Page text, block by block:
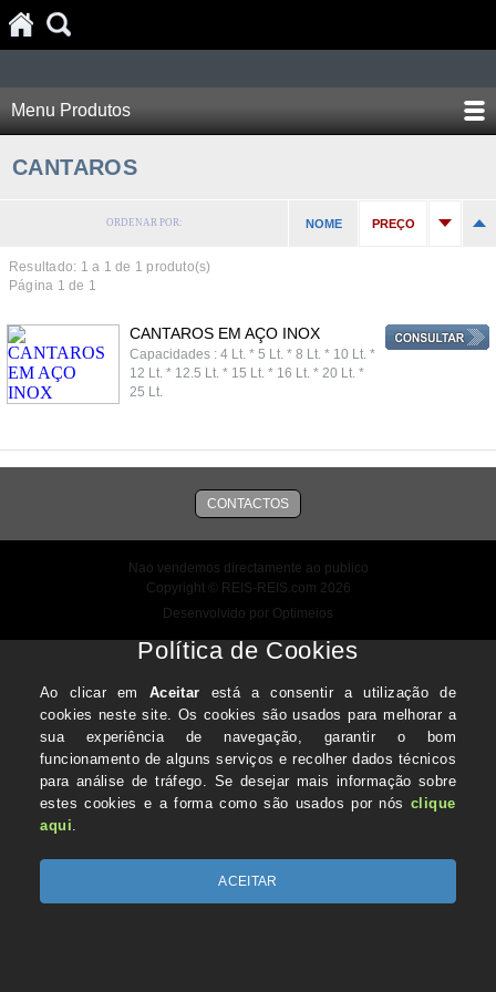
Menu Produtos
CANTAROS
ORDENAR POR: NOME PREÇO
Resultado: 1 a 1 de 1 produto(s)
Página 1 de 1
CANTAROS EM AÇO INOX
Capacidades : 4 Lt. * 5 Lt. * 8 Lt. * 10 Lt. *
12 Lt. * 12.5 Lt. * 15 Lt. * 16 Lt. * 20 Lt. *
25 Lt.
CONTACTOS
Nao vendemos directamente ao publico
Copyright © REIS-REIS.com 2026
Desenvolvido por Optimeios